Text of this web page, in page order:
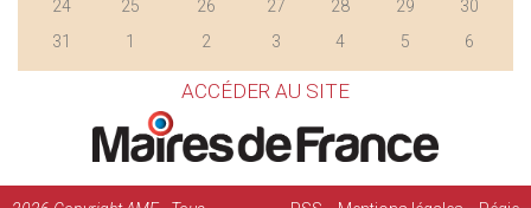
24
25 26 27 28 29
30
31
1 2 3 4 5 6
ACCÉDER AU SITE